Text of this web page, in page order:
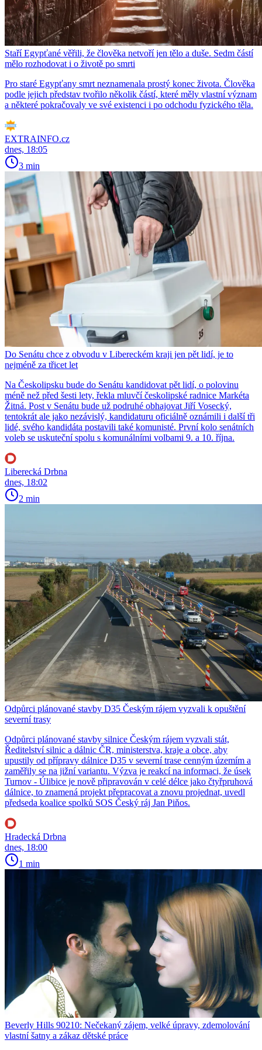
Staří Egypťané věřili, že člověka netvoří jen tělo a duše. Sedm částí
mělo rozhodovat i o životě po smrti
Pro staré Egypťany smrt neznamenala prostý konec života. Člověka
podle jejich představ tvořilo několik částí, které měly vlastní význam
a některé pokračovaly ve své existenci i po odchodu fyzického těla.
EXTRAINFO.cz
dnes, 18:05
3 min
Do Senátu chce z obvodu v Libereckém kraji jen pět lidí, je to
nejméně za třicet let
Na Českolipsku bude do Senátu kandidovat pět lidí, o polovinu
méně než před šesti lety, řekla mluvčí českolipské radnice Markéta
Žitná. Post v Senátu bude už podruhé obhajovat Jiří Vosecký,
tentokrát ale jako nezávislý, kandidaturu oficiálně oznámili i další tři
lidé, svého kandidáta postavili také komunisté. První kolo senátních
voleb se uskuteční spolu s komunálními volbami 9. a 10. října.
Liberecká Drbna
dnes, 18:02
2 min
Odpůrci plánované stavby D35 Českým rájem vyzvali k opuštění
severní trasy
Odpůrci plánované stavby silnice Českým rájem vyzvali stát,
Ředitelství silnic a dálnic ČR, ministerstva, kraje a obce, aby
upustily od přípravy dálnice D35 v severní trase cenným územím a
zaměřily se na jižní variantu. Výzva je reakcí na informaci, že úsek
Turnov - Úlibice je nově připravován v celé délce jako čtyřpruhová
dálnice, to znamená projekt přepracovat a znovu projednat, uvedl
předseda koalice spolků SOS Český ráj Jan Piňos.
Hradecká Drbna
dnes, 18:00
1 min
Beverly Hills 90210: Nečekaný zájem, velké úpravy, zdemolování
vlastní šatny a zákaz dětské práce